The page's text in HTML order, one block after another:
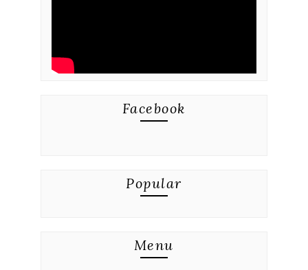
Facebook
Popular
Menu